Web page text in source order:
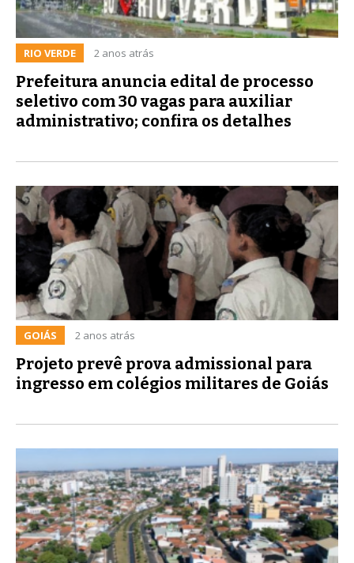
RIO VERDE 2 anos atrás
Prefeitura anuncia edital de processo
seletivo com 30 vagas para auxiliar
administrativo; confira os detalhes
GOIÁS 2 anos atrás
Projeto prevê prova admissional para
ingresso em colégios militares de Goiás